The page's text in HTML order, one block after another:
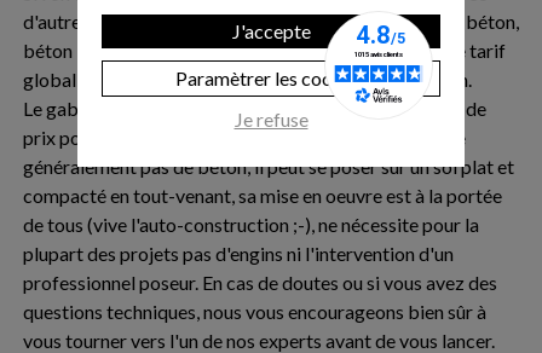
J'accepte
Paramètrer les cookies
Je refuse
d'autre procédés plus traditionnels (agglos, murs en L, béton,
béton banchés, enrochement), on constate un écart de tarif
global qui peut s'avérer important en faveur du gabion.
Le gabion est une solution très intéressante en termes de
prix pour des raisons multiples : le gabion ne nécessite
généralement pas de béton, il peut se poser sur un sol plat et
compacté en tout-venant, sa mise en oeuvre est à la portée
de tous (vive l'auto-construction ;-), ne nécessite pour la
plupart des projets pas d'engins ni l'intervention d'un
professionnel poseur. En cas de doutes ou si vous avez des
questions techniques, nous vous encourageons bien sûr à
vous tourner vers l'un de nos experts avant de vous lancer.